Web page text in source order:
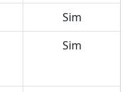
Sim
Sim